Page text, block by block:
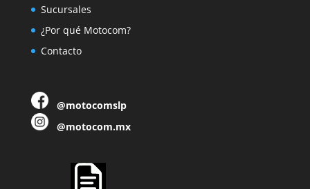
Sucursales
¿Por qué Motocom?
Contacto
@motocomslp
@motocom.mx